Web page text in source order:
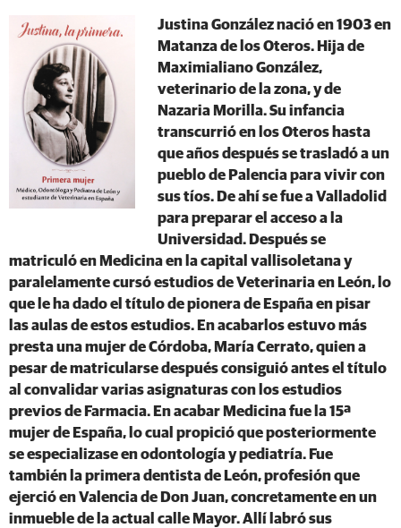
Justina González nació en 1903 en
Matanza de los Oteros. Hija de
Maximialiano González,
veterinario de la zona, y de
Nazaria Morilla. Su infancia
transcurrió en los Oteros hasta
que años después se trasladó a un
pueblo de Palencia para vivir con
sus tíos. De ahí se fue a Valladolid
para preparar el acceso a la
Universidad. Después se
matriculó en Medicina en la capital vallisoletana y
paralelamente cursó estudios de Veterinaria en León, lo
que le ha dado el título de pionera de España en pisar
las aulas de estos estudios. En acabarlos estuvo más
presta una mujer de Córdoba, María Cerrato, quien a
pesar de matricularse después consiguió antes el título
al convalidar varias asignaturas con los estudios
previos de Farmacia. En acabar Medicina fue la 15ª
mujer de España, lo cual propició que posteriormente
se especializase en odontología y pediatría. Fue
también la primera dentista de León, profesión que
ejerció en Valencia de Don Juan, concretamente en un
inmueble de la actual calle Mayor. Allí labró sus